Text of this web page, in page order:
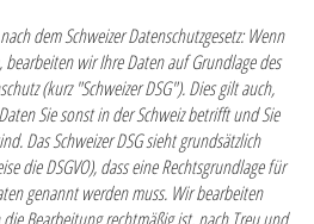
dem Schweizer Datenschutzgesetz:Wenn
wir Ihre Daten auf Grundlage des
(kurz "Schweizer DSG"). Dies gilt auch,
Sie sonst in der Schweiz betrifft und Sie
Das Schweizer DSG sieht grundsätzlich
die DSGVO), dass eine Rechtsgrundlage für
genannt werden muss. Wir bearbeiten